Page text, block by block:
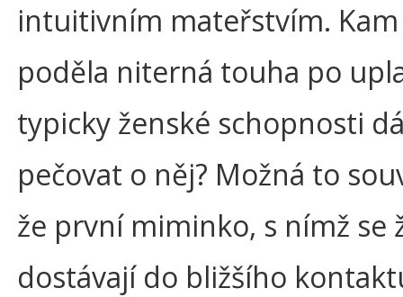
intuitivním mateřstvím. Kam
poděla niterná touha po
typicky ženské schopnosti
pečovat o něj? Možná to
že první miminko, s nímž se
dostávají do bližšího